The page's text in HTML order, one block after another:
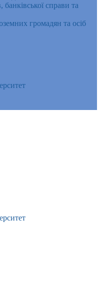
банківської справи та
громадян та осіб